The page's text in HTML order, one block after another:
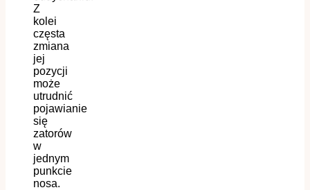
Z
kolei
częsta
zmiana
jej
pozycji
może
utrudnić
pojawianie
się
zatorów
w
jednym
punkcie
nosa.